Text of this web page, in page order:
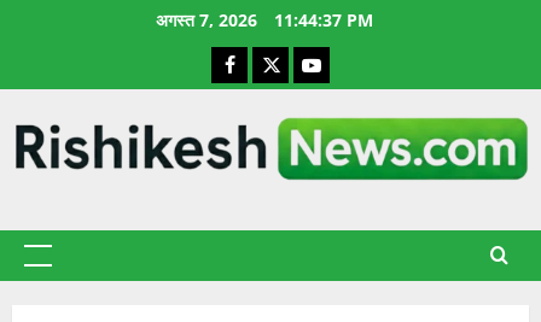
अगस्त 7, 2026 11:44:38 PM
Facebook
X YouTube
प्राथमिक